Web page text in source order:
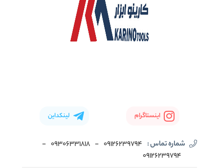
اینستاگرام لینکداین
شماره تماس : 09126239794
-
09306331818
-
09126239794